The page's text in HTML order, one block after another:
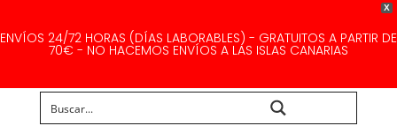
X
ENVÍOS 24/72 HORAS (DÍAS LABORABLES) - GRATUITOS A PARTIR DE
70€ - NO HACEMOS ENVÍOS A LAS ISLAS CANARIAS